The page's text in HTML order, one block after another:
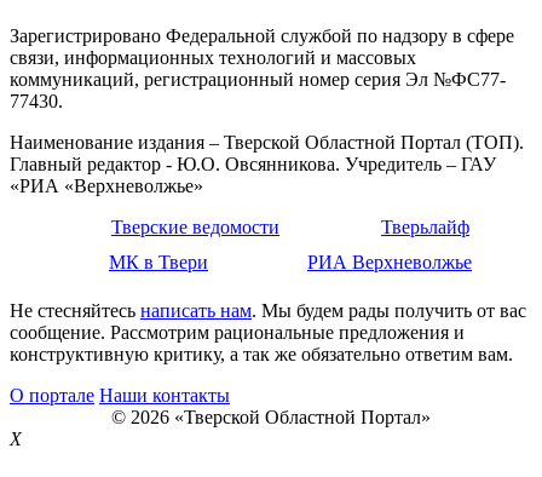
Зарегистрировано Федеральной службой по надзору в сфере
связи, информационных технологий и массовых
коммуникаций, регистрационный номер серия Эл №ФС77-
77430.
Наименование издания – Тверской Областной Портал (ТОП).
Главный редактор - Ю.О. Овсянникова. Учредитель – ГАУ
«РИА «Верхневолжье»
Тверские ведомости
Тверьлайф
МК в Твери
РИА Верхневолжье
Не стесняйтесь написать нам. Мы будем рады получить от вас
сообщение. Рассмотрим рациональные предложения и
конструктивную критику, а так же обязательно ответим вам.
О портале Наши контакты
© 2026 «Тверской Областной Портал»
X